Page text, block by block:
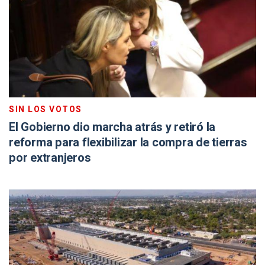
SIN LOS VOTOS
El Gobierno dio marcha atrás y retiró la
reforma para flexibilizar la compra de tierras
por extranjeros